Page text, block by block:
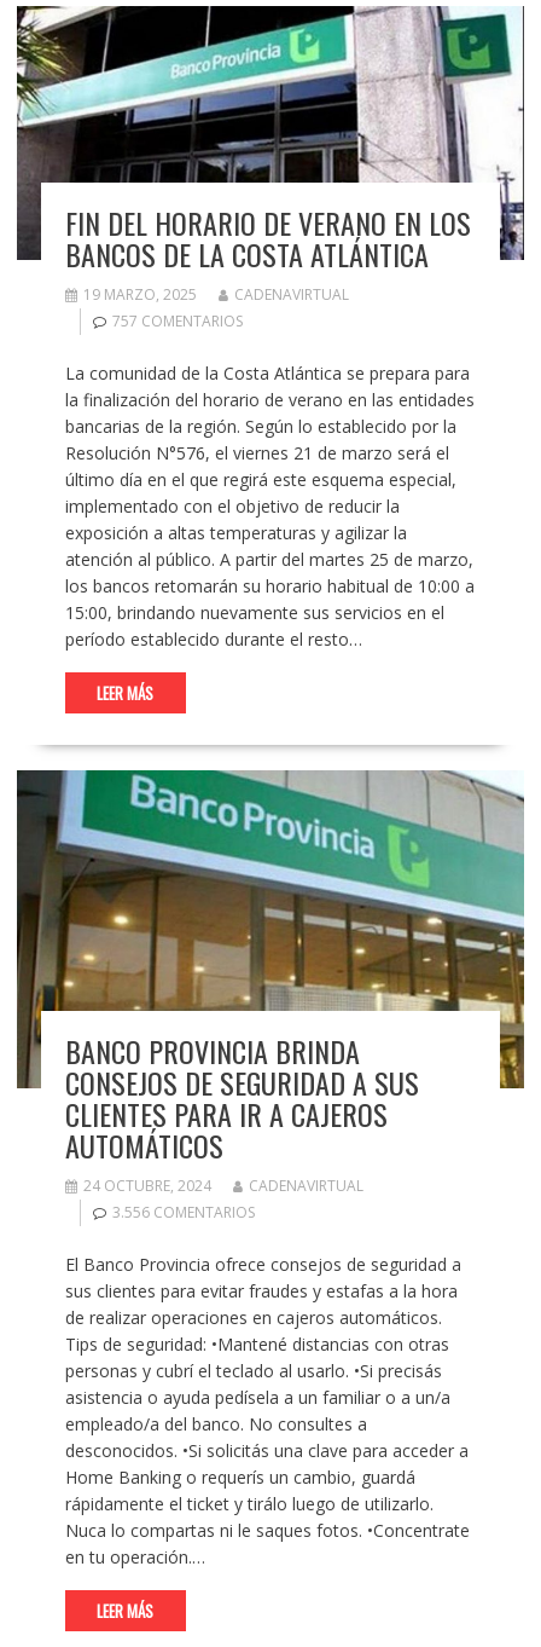
FIN DEL HORARIO DE VERANO EN LOS
BANCOS DE LA COSTA ATLÁNTICA
19 MARZO, 2025
CADENAVIRTUAL
757 COMENTARIOS
La comunidad de la Costa Atlántica se prepara para
la finalización del horario de verano en las entidades
bancarias de la región. Según lo establecido por la
Resolución N°576, el viernes 21 de marzo será el
último día en el que regirá este esquema especial,
implementado con el objetivo de reducir la
exposición a altas temperaturas y agilizar la
atención al público. A partir del martes 25 de marzo,
los bancos retomarán su horario habitual de 10:00 a
15:00, brindando nuevamente sus servicios en el
período establecido durante el resto…
LEER MÁS
BANCO PROVINCIA BRINDA
CONSEJOS DE SEGURIDAD A SUS
CLIENTES PARA IR A CAJEROS
AUTOMÁTICOS
24 OCTUBRE, 2024
CADENAVIRTUAL
3.556 COMENTARIOS
El Banco Provincia ofrece consejos de seguridad a
sus clientes para evitar fraudes y estafas a la hora
de realizar operaciones en cajeros automáticos.
Tips de seguridad: •Mantené distancias con otras
personas y cubrí el teclado al usarlo. •Si precisás
asistencia o ayuda pedísela a un familiar o a un/a
empleado/a del banco. No consultes a
desconocidos. •Si solicitás una clave para acceder a
Home Banking o requerís un cambio, guardá
rápidamente el ticket y tirálo luego de utilizarlo.
Nuca lo compartas ni le saques fotos. •Concentrate
en tu operación.…
LEER MÁS